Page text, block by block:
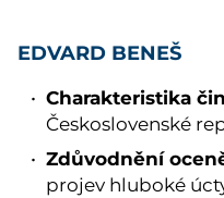
EDVARD BENEŠ
Charakteristika
Československé
Zdůvodnění
projev hluboké